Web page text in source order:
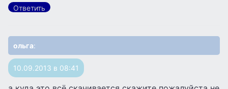
Ответить
ольга:
10.09.2013 в 08:41